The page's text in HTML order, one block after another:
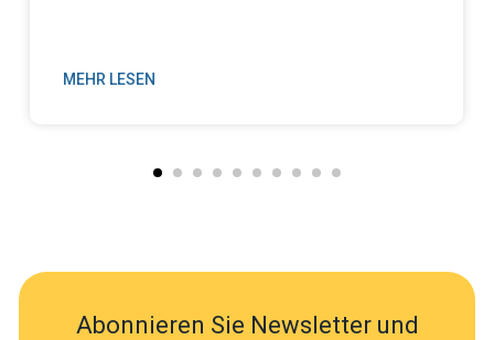
MEHR LESEN
Abonnieren Sie Newsletter und